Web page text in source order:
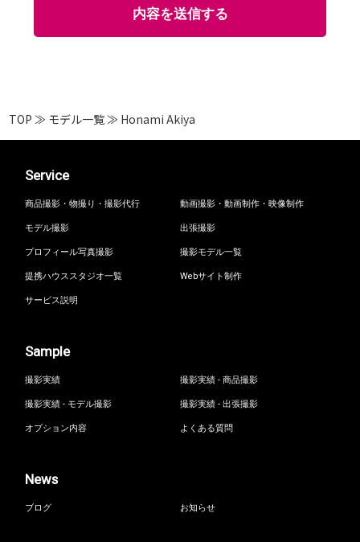
TOP ≫ モデル一覧 ≫ Honami Akiya
Service
商品撮影・物撮り・撮影代行
動画撮影・動画制作・映像制作
モデル撮影
出張撮影
プロフィール写真撮影
撮影モデル一覧
提携ハウススタジオ一覧
Webサイト制作
サービス説明
Sample
撮影実績
撮影実績 - 商品撮影
撮影実績 - モデル撮影
撮影実績 - 出張撮影
オプション内容
よくある質問
News
ブログ お知らせ